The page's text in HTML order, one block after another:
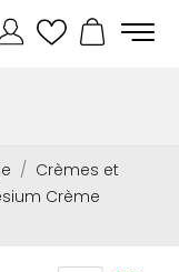
Crèmes et
Crème